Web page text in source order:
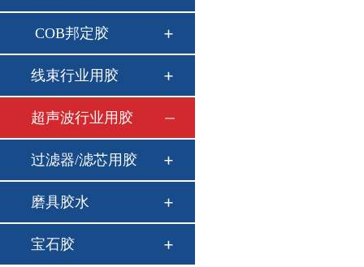
COB邦定胶
线束行业用胶
超声波行业用胶
过滤器/滤芯用胶
磨具胶水
宝石胶